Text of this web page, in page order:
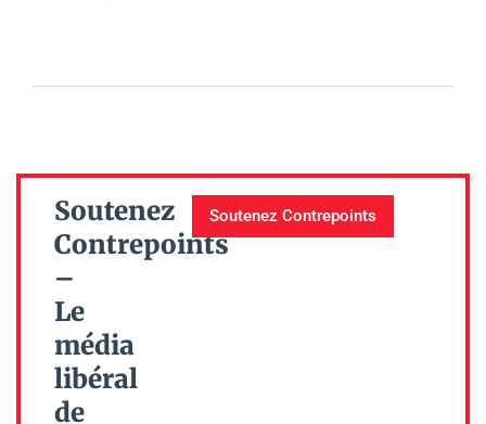
Soutenez
Contrepoints
–
Le
média
libéral
de
Soutenez Contrepoints